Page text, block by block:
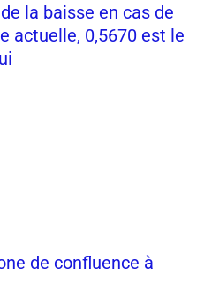
la baisse en cas de
actuelle, 0,5670 est le
de confluence à